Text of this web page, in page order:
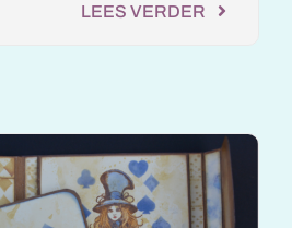
LEES VERDER